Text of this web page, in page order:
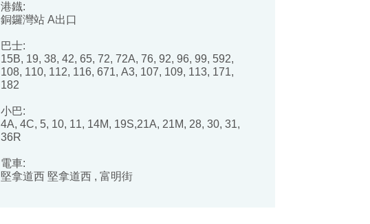
港鐡:
銅鑼灣站 A出口
巴士:
15B, 19, 38, 42, 65, 72, 72A, 76, 92, 96, 99, 592,
108, 110, 112, 116, 671, A3, 107, 109, 113, 171,
182
小巴:
4A, 4C, 5, 10, 11, 14M, 19S,21A, 21M, 28, 30, 31,
36R
電車:
堅拿道西 堅拿道西 , 富明街